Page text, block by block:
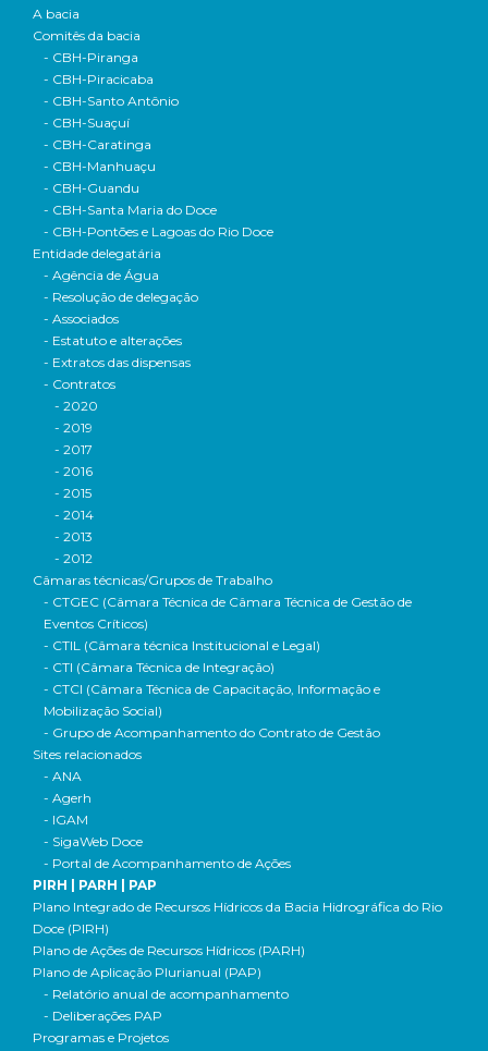
A bacia
Comitês da bacia
- CBH-Piranga
- CBH-Piracicaba
- CBH-Santo Antônio
- CBH-Suaçuí
- CBH-Caratinga
- CBH-Manhuaçu
- CBH-Guandu
- CBH-Santa Maria do Doce
- CBH-Pontões e Lagoas do Rio Doce
Entidade delegatária
- Agência de Água
- Resolução de delegação
- Associados
- Estatuto e alterações
- Extratos das dispensas
- Contratos
- 2020
- 2019
- 2017
- 2016
- 2015
- 2014
- 2013
- 2012
Câmaras técnicas/Grupos de Trabalho
- CTGEC (Câmara Técnica de Câmara Técnica de Gestão de
Eventos Críticos)
- CTIL (Câmara técnica Institucional e Legal)
- CTI (Câmara Técnica de Integração)
- CTCI (Câmara Técnica de Capacitação, Informação e
Mobilização Social)
- Grupo de Acompanhamento do Contrato de Gestão
Sites relacionados
- ANA
- Agerh
- IGAM
- SigaWeb Doce
- Portal de Acompanhamento de Ações
PIRH | PARH | PAP
Plano Integrado de Recursos Hídricos da Bacia Hidrográfica do Rio
Doce (PIRH)
Plano de Ações de Recursos Hídricos (PARH)
Plano de Aplicação Plurianual (PAP)
- Relatório anual de acompanhamento
- Deliberações PAP
Programas e Projetos